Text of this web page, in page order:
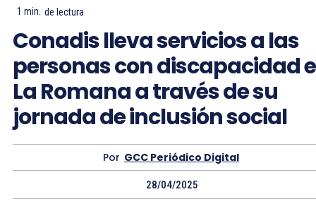
1 min. de lectura
Conadis lleva servicios a las
personas con discapacidad
La Romana a través de su
jornada de inclusión social
Por GCC Periódico Digital
28/04/2025